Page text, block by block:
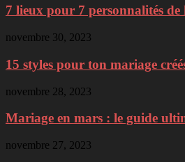
7 lieux pour 7 personnalités
novembre 30, 2023
15 styles pour ton mariage
novembre 28, 2023
Mariage en mars : le guide
novembre 27, 2023